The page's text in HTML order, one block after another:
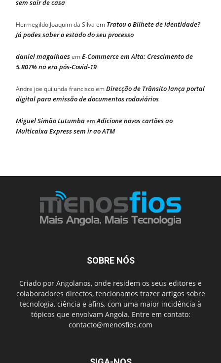
sem sair de casa
Hermegildo Joaquim da Silva em Tratou o Bilhete de Identidade?
Já podes saber o estado do seu processo
daniel magalhaesemE-Commerce em Alta: Crescimento de
5.807% na era pós-Covid-19
Andre joe quilunda franciscoemDirecção de Trânsito lança portal
digital para emissão de documentos rodoviários
Miguel Simão LutumbaemAdicione novos cartões ao
Multicaixa Express sem ir ao ATM
SOBRE NÓS
Criado por Angolanos, onde residem os seus editores e
colaboradores directos, tencionamos trazer artigos sobre
tecnologia, ciência e afins, com uma maior incidência à
tópicos que envolvam Angola. Entre em contato:
contacto@menosfios.com